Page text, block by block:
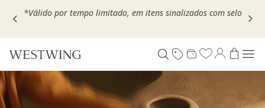
Escolha seu VOUCHER e ganhe até 30% OFF*: useMOVEL30,